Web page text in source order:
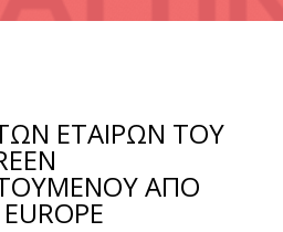
ΕΤΑΙΡΩΝ ΤΟΥ
ΑΠΟ